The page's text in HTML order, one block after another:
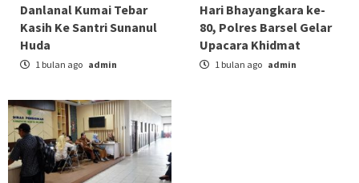
Danlanal Kumai Tebar
Kasih Ke Santri Sunanul
Huda
1 bulan ago admin
Hari Bhayangkara ke-
80, Polres Barsel Gelar
Upacara Khidmat
1 bulan ago admin